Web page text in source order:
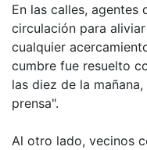
En las calles,
circulación para
cualquier
cumbre fue resuelto
las diez de la
prensa".
Al otro lado, vecinos